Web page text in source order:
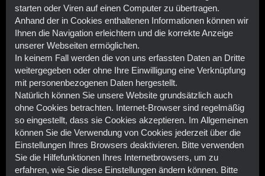
starten oder Viren auf einen Computer zu übertragen.
Anhand der in Cookies enthaltenen Informationen können wir
Ihnen die Navigation erleichtern und die korrekte Anzeige
unserer Webseiten ermöglichen.
In keinem Fall werden die von uns erfassten Daten an Dritte
weitergegeben oder ohne Ihre Einwilligung eine Verknüpfung
mit personenbezogenen Daten hergestellt.
Natürlich können Sie unsere Website grundsätzlich auch
ohne Cookies betrachten. Internet-Browser sind regelmäßig
so eingestellt, dass sie Cookies akzeptieren. Im Allgemeinen
können Sie die Verwendung von Cookies jederzeit über die
Einstellungen Ihres Browsers deaktivieren. Bitte verwenden
Sie die Hilfefunktionen Ihres Internetbrowsers, um zu
erfahren, wie Sie diese Einstellungen ändern können. Bitte